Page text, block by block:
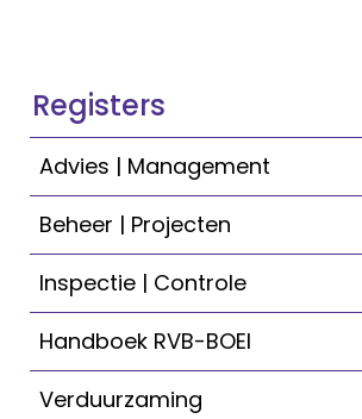
Registers
Advies | Management
Beheer | Projecten
Inspectie | Controle
Handboek RVB-BOEI
Verduurzaming